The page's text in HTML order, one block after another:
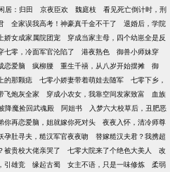
居：归田 京夜臣欢 魏庭枝
看见死亡倒计时，刑
全家误我高考！神豪真千金不干了
退婚后，学院
娇女成家属院团宠
穿成当家主母，四个幼崽全是反
七零，冷面军官沦陷了 港夜熟色
御兽小师妹穿
恋爱脑 疯柳腰 重生千禧，从八岁开始摆摊
御
的那颗痣 七零小娇妻带着萌娃去随军
七零下乡，
飞炮灰全家 穿成小农女，我靠空间发家致富
血族
降魔捡回武魂殿 阿姐书
入梦六大校草后，丑肥恶
你再恋爱脑，姐就嫁你死对头
夜夜入怀，清冷师尊
孕肚寻夫，糙汉军官夜夜吻
替嫁糙汉夫君？我携超
被贵校大佬亲哭了 七零大院来了个绝色大美人
改
引雄竞 缘起古蜀 女主不语，只是一味修炼
柔弱